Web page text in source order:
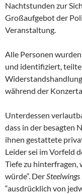
Nachtstunden zur
Großaufgebot der
Veranstaltung.
Alle Personen
und identifiziert,
während der
Unterdessen
dass in der besagten
ihnen gestattete
Leider sei im Vorfeld
Tiefe zu hinterfragen,
würde“. Der
“ausdrücklich von